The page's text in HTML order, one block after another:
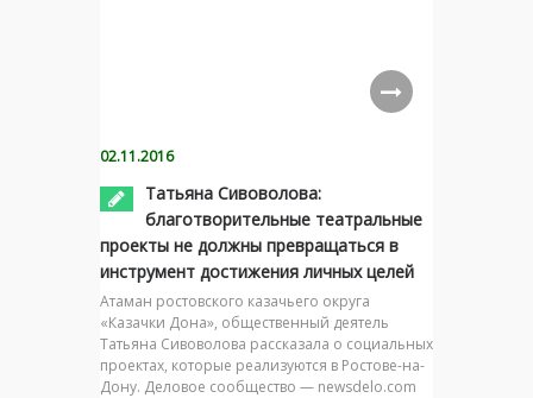
02.11.2016
Татьяна Сивоволова:
благотворительные театральные
проекты не должны превращаться в
инструмент достижения личных целей
Атаман ростовского казачьего округа
«Казачки Дона», общественный деятель
Татьяна Сивоволова рассказала о социальных
проектах, которые реализуются в Ростове-на-
Дону. Деловое сообщество — newsdelo.com